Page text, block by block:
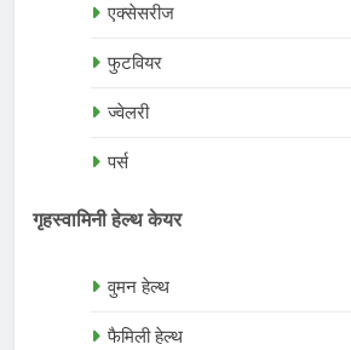
एक्सेसरीज
फुटवियर
ज्वेलरी
पर्स
गृहस्वामिनी हेल्थ केयर
वुमन हेल्थ
फैमिली हेल्थ